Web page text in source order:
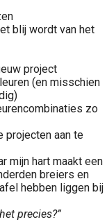
blij wordt van het
project
(en misschien
zo
aan te
mijn hart maakt een
breiers en
hebben liggen bij
precies?”